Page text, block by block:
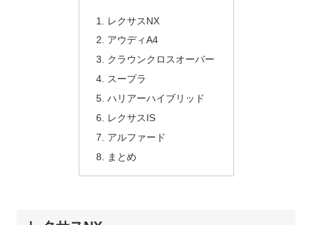
レクサスNX
アウディA4
クラウンクロスオーバー
スープラ
ハリアーハイブリッド
レクサスIS
アルファード
まとめ